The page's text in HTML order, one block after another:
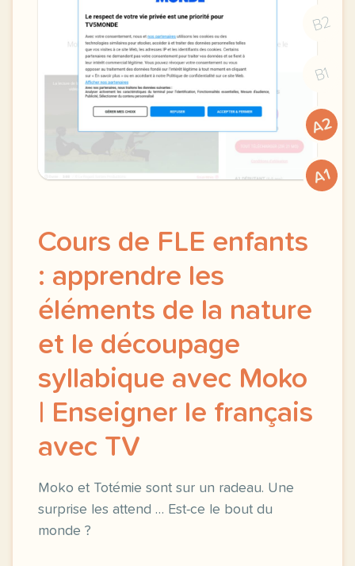
B2
B1
A2
A1
Cours de FLE enfants
: apprendre les
éléments de la nature
et le découpage
syllabique avec Moko
| Enseigner le français
avec TV
Moko et Totémie sont sur un radeau. Une
surprise les attend … Est-ce le bout du
monde ?